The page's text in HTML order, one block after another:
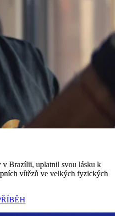
v Brazílii, uplatnil svou lásku k
vítězů ve velkých fyzických